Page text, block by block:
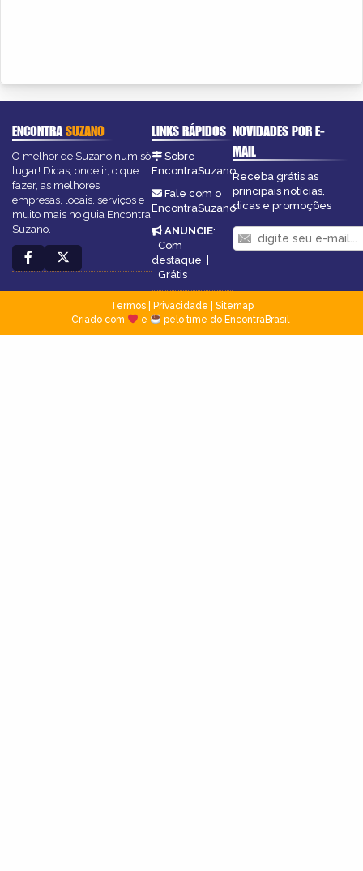
ENCONTRASUZANO
O melhor de Suzano num só
lugar! Dicas, onde ir, o que
fazer, as melhores
empresas, locais, serviços e
muito mais no guia Encontra
Suzano.
LINKS RÁPIDOS
Sobre
EncontraSuzano
Fale com o
EncontraSuzano
ANUNCIE:
Com
destaque
Grátis
NOVIDADES POR E-
MAIL
Receba grátis as
principais notícias,
dicas e promoções
Termos| Privacidade
Sitemap
Criado com
e pelo time do EncontraBrasil